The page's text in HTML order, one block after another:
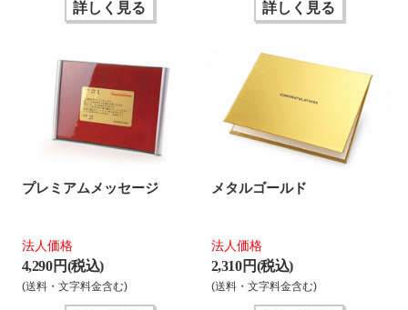
詳しく見る 詳しく見る
プレミアムメッセージ
法人価格
4,290 円(税込)
(送料・文字料金含む)
メタルゴールド
法人価格
2,310 円(税込)
(送料・文字料金含む)